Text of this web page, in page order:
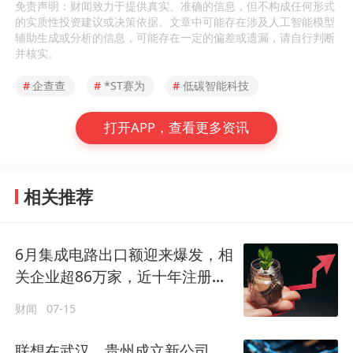
免责声明：财闻致力于提供真实、准确的信息，但不构成任何形式
的实质性投资建议或决策依据。文章中可能存在涉及人工智能模型
辅助生成或分析的信息，可能存在一定的偏差或遗漏，请自行判断
并核实。
#企查查 # *ST赛为 # 低碳智能科技
打开APP，查看更多资讯
相关推荐
6月集成电路出口额迎来爆发，相
关企业超86万家，近十年注册量
持续攀升
财闻 07-15